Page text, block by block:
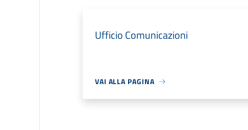
Ufficio Comunicazioni
VAI ALLA PAGINA